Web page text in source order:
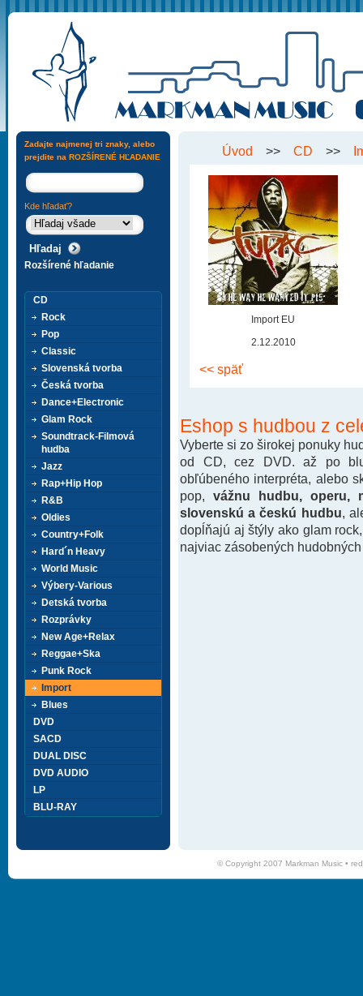
Úvod >> CD >>
Import EU
2.12.2010
<< späť
Eshop s hudbou z
Vyberte si zo širokej ponuky
od CD, cez DVD. až po
obľúbeného interpréta, alebo
pop, vážnu hudbu, operu,
slovenskú a českú hudbu ,
dopĺňajú aj štýly ako glam
najviac zásobených
Zadajte najmenej tri znaky, alebo
prejdite na ROZŠÍRENÉ HĽADANIE
Kde hľadať?
Rozšírené hľadanie
CD
Rock
Pop
Classic
Slovenská tvorba
Česká tvorba
Dance+Electronic
Glam Rock
Soundtrack-Filmová
hudba
Jazz
Rap+Hip Hop
R&B
Oldies
Country+Folk
Hard´n Heavy
World Music
Výbery-Various
Detská tvorba
Rozprávky
New Age+Relax
Reggae+Ska
Punk Rock
Import
Blues
DVD
SACD
DUAL DISC
DVD AUDIO
LP
BLU-RAY
© Copyright 2007 Markman Music •